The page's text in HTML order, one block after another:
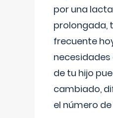
por una
prolongada,
frecuente
de tu hijo
cambiado,
el número